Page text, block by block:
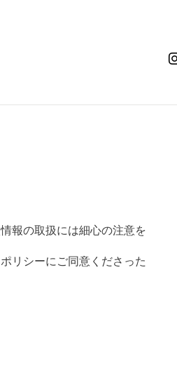
報の取扱には細心の注意を
リシーにご同意くださった